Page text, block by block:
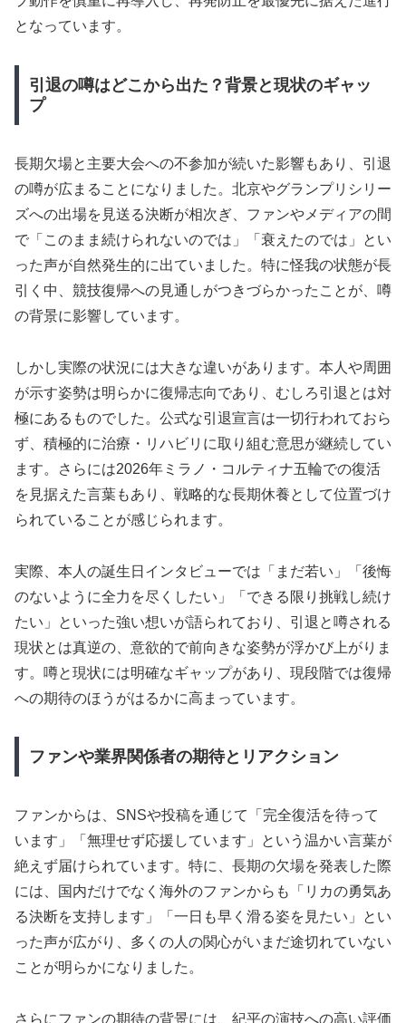
となっています。
引退の噂はどこから出た？背景と現状のギャッ
プ
長期欠場と主要大会への不参加が続いた影響もあり、引退
の噂が広まることになりました。北京やグランプリシリー
ズへの出場を見送る決断が相次ぎ、ファンやメディアの間
で「このまま続けられないのでは」「衰えたのでは」とい
った声が自然発生的に出ていました。特に怪我の状態が長
引く中、競技復帰への見通しがつきづらかったことが、噂
の背景に影響しています。
しかし実際の状況には大きな違いがあります。本人や周囲
が示す姿勢は明らかに復帰志向であり、むしろ引退とは対
極にあるものでした。公式な引退宣言は一切行われておら
ず、積極的に治療・リハビリに取り組む意思が継続してい
ます。さらには2026年ミラノ・コルティナ五輪での復活
を見据えた言葉もあり、戦略的な長期休養として位置づけ
られていることが感じられます。
実際、本人の誕生日インタビューでは「まだ若い」「後悔
のないように全力を尽くしたい」「できる限り挑戦し続け
たい」といった強い想いが語られており、引退と噂される
現状とは真逆の、意欲的で前向きな姿勢が浮かび上がりま
す。噂と現状には明確なギャップがあり、現段階では復帰
への期待のほうがはるかに高まっています。
ファンや業界関係者の期待とリアクション
ファンからは、SNSや投稿を通じて「完全復活を待って
います」「無理せず応援しています」という温かい言葉が
絶えず届けられています。特に、長期の欠場を発表した際
には、国内だけでなく海外のファンからも「リカの勇気あ
る決断を支持します」「一日も早く滑る姿を見たい」とい
った声が広がり、多くの人の関心がいまだ途切れていない
ことが明らかになりました。
さらにファンの期待の背景には、紀平の演技への高い評価